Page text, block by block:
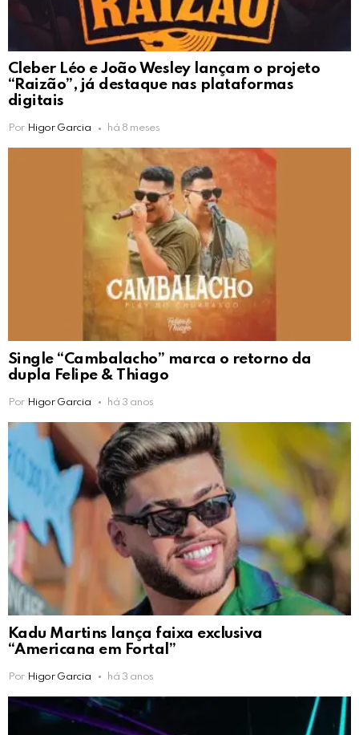
Cleber Léo e João Wesley lançam o projeto
“Raizão”, já destaque nas plataformas
digitais
Por Higor Garcia há 8 meses
Single “Cambalacho” marca o retorno da
dupla Felipe & Thiago
Por Higor Garcia há 3 anos
Kadu Martins lança faixa exclusiva
“Americana em Fortal”
Por Higor Garcia há 3 anos